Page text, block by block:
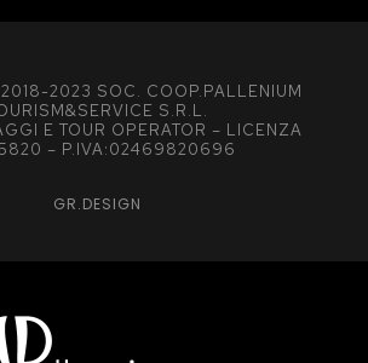
2023 SOC. COOP.PALLENIUM
S.R.L.
E TOUR OPERATOR – LICENZA
– P.IVA:02469820696
GR.DESIGN